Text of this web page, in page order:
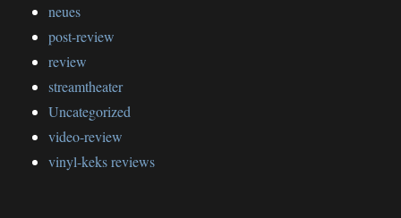
neues
post-review
review
streamtheater
Uncategorized
video-review
vinyl-keks reviews